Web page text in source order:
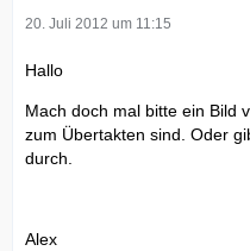
20. Juli 2012 um 11:15
Hallo
Mach doch mal bitte ein Bild
zum Übertakten sind. Oder
durch.
Alex